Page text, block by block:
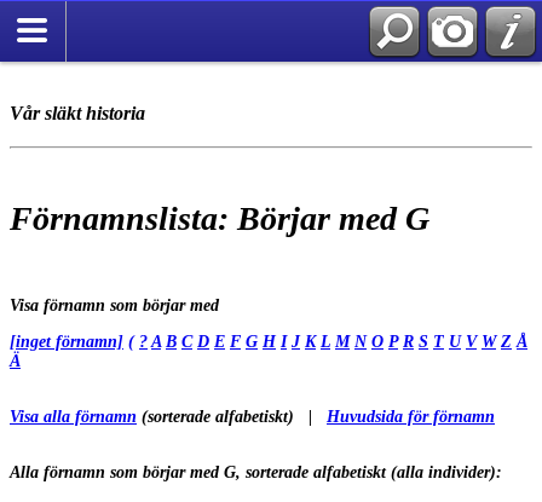
Vår släkt historia
Förnamnslista: Börjar med G
Visa förnamn som börjar med
[inget förnamn] ( ? A B C D E F G H I J K L M N O P R S T U V W Z Å
Ä
Visa alla förnamn (sorterade alfabetiskt) | Huvudsida för förnamn
Alla förnamn som börjar med G, sorterade alfabetiskt (alla individer):